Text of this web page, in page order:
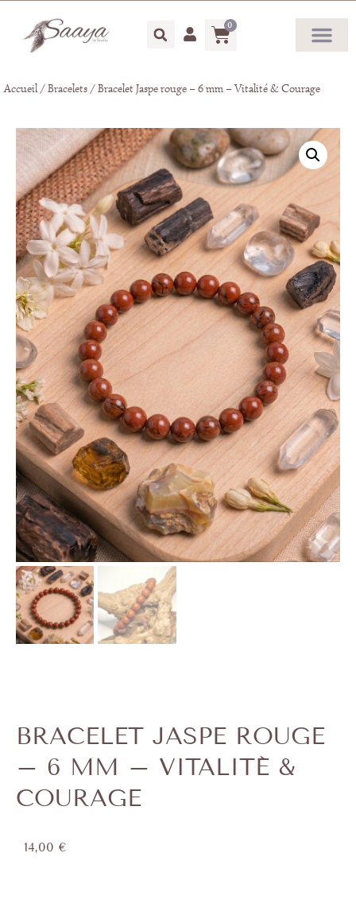
0
Accueil/Bracelets / Bracelet Jaspe rouge – 6 mm – Vitalité & Courage
BRACELET JASPE ROUGE
– 6 MM – VITALITÉ &
COURAGE
14,00 €